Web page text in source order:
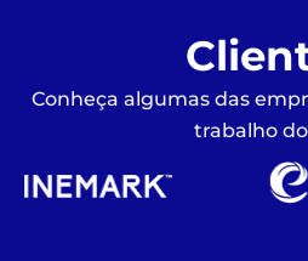
Conheça algumas das
trabalho do